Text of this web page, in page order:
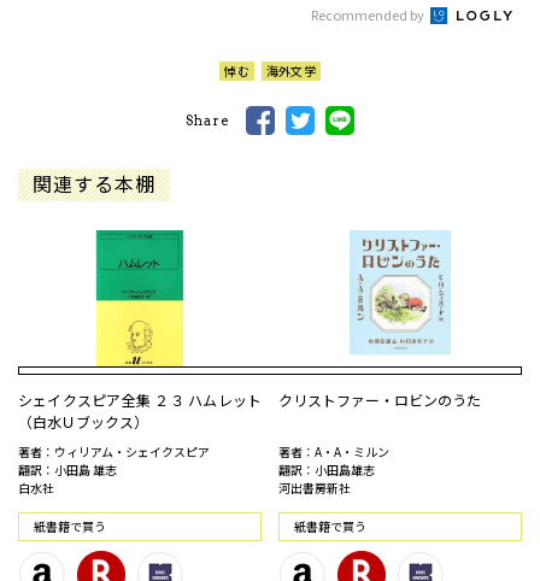
Recommended by
悼む 海外文学
Share
関連する本棚
シェイクスピア全集 ２３ ハムレット
（白水Ｕブックス）
著者：ウィリアム・シェイクスピア
翻訳：小田島 雄志
白水社
紙書籍で買う
クリストファー・ロビンのうた
著者：A・A・ミルン
翻訳：小田島雄志
河出書房新社
紙書籍で買う